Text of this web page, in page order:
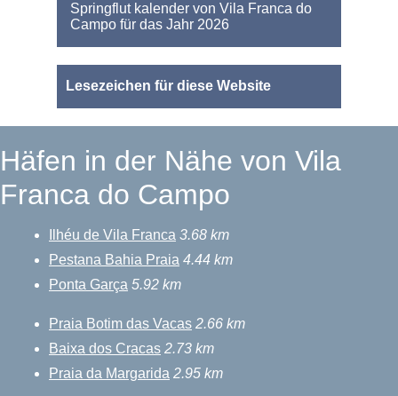
Springflut kalender von Vila Franca do
Campo für das Jahr 2026
Lesezeichen für diese Website
Häfen in der Nähe von Vila
Franca do Campo
Ilhéu de Vila Franca 3.68 km
Pestana Bahia Praia 4.44 km
Ponta Garça 5.92 km
Praia Botim das Vacas 2.66 km
Baixa dos Cracas 2.73 km
Praia da Margarida 2.95 km